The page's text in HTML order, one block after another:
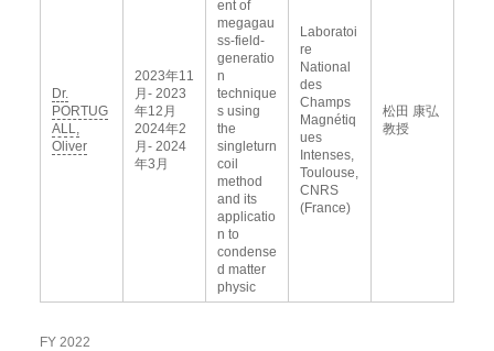
Dr.
PORTUG
ALL,
Oliver
2023年11
月- 2023
年12月
2024年2
月- 2024
年3月
ent of
megagau
ss-field-
generatio
n
technique
s using
the
singleturn
coil
method
and its
applicatio
n to
condense
d matter
physic
Laboratoi
re
National
des
Champs
Magnétiq
ues
Intenses,
Toulouse,
CNRS
(France)
松田 康弘
教授
FY 2022